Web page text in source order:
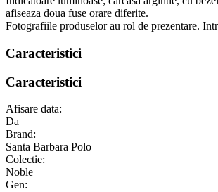
afiseaza doua fuse orare diferite.
Fotografiile produselor au rol de prezentare.
Caracteristici
Caracteristici
Afisare data:
Da
Brand:
Santa Barbara Polo
Colectie:
Noble
Gen: